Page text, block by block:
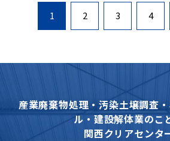
1 2 3 4
産業廃棄物処理・汚染土壌調査
ル・建設解体業のこ
関西クリアセンタ